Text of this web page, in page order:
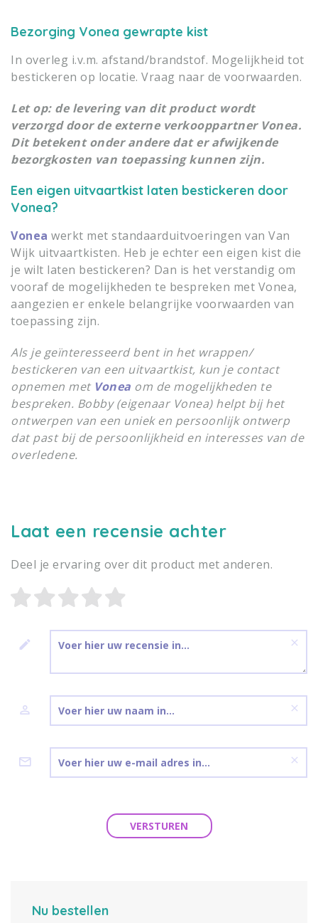
Bezorging Vonea gewrapte kist
In overleg i.v.m. afstand/brandstof. Mogelijkheid tot
bestickeren op locatie. Vraag naar de voorwaarden.
Let op: de levering van dit product wordt
verzorgd door de externe verkooppartner Vonea.
Dit betekent onder andere dat er afwijkende
bezorgkosten van toepassing kunnen zijn.
Een eigen uitvaartkist laten bestickeren door
Vonea?
Vonea werkt met standaarduitvoeringen van Van
Wijk uitvaartkisten. Heb je echter een eigen kist die
je wilt laten bestickeren? Dan is het verstandig om
vooraf de mogelijkheden te bespreken met Vonea,
aangezien er enkele belangrijke voorwaarden van
toepassing zijn.
Als je geïnteresseerd bent in het wrappen/
bestickeren van een uitvaartkist, kun je contact
opnemen met Vonea om de mogelijkheden te
bespreken. Bobby (eigenaar Vonea) helpt bij het
ontwerpen van een uniek en persoonlijk ontwerp
dat past bij de persoonlijkheid en interesses van de
overledene.
Laat een recensie achter
Deel je ervaring over dit product met anderen.
VERSTUREN
Nu bestellen